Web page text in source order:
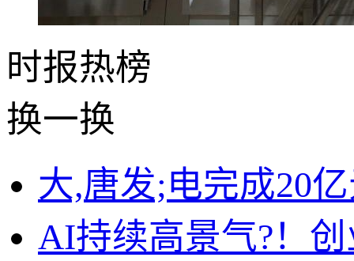
时报热榜
换一换
大,唐发;电完成20
AI持续高景气?！